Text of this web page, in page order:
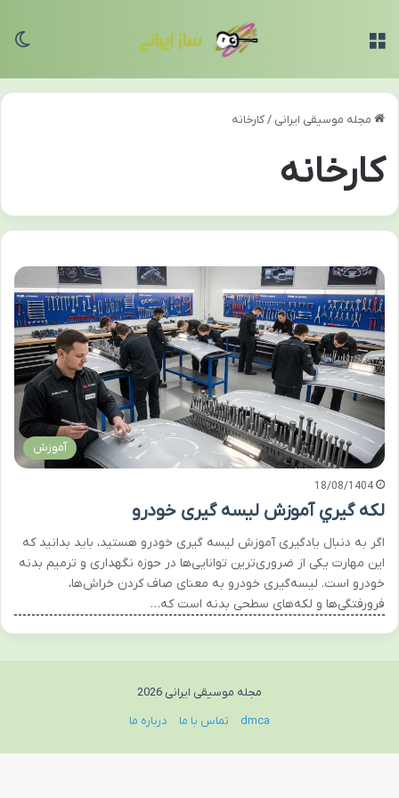
مجله موسیقی ایرانی /کارخانه
کارخانه
آموزش
18/08/1404
لكه گيري آموزش لیسه گیری خودرو
اگر به دنبال یادگیری آموزش لیسه گیری خودرو هستید، باید بدانید که
این مهارت یکی از ضروری‌ترین توانایی‌ها در حوزه نگهداری و ترمیم بدنه
خودرو است. لیسه‌گیری خودرو به معنای صاف کردن خراش‌ها،
فرورفتگی‌ها و لکه‌های سطحی بدنه است که…
مجله موسیقی ایرانی 2026
dmca
تماس با ما درباره ما